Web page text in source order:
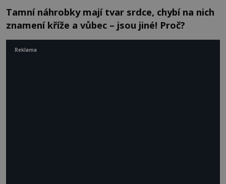
Tamní náhrobky mají tvar srdce, chybí na nich
znamení kříže a vůbec – jsou jiné! Proč?
Reklama